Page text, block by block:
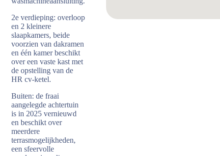
2e verdieping: overloop
en 2 kleinere
slaapkamers, beide
voorzien van dakramen
en één kamer beschikt
over een vaste kast met
de opstelling van de
HR cv-ketel.
Buiten: de fraai
aangelegde achtertuin
is in 2025 vernieuwd
en beschikt over
meerdere
terrasmogelijkheden,
een sfeervolle